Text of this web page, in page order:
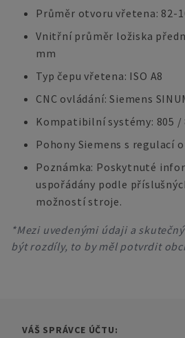
Průměr otvoru vřetena: 82-
Vnitřní průměr ložiska
mm
Typ čepu vřetena: ISO A8
CNC ovládání: Siemens
Kompatibilní systémy: 805 /
Pohony Siemens s regulací
Poznámka: Poskytnuté
uspořádány podle
možností stroje.
*Mezi uvedenými údaji a
být rozdíly, to by měl potvrdit
VÁŠ SPRÁVCE ÚČTU: